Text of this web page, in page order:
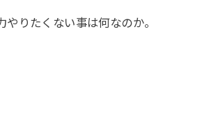
やりたくない事は何なのか。